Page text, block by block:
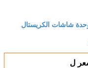
شاشات الكريستال
ل